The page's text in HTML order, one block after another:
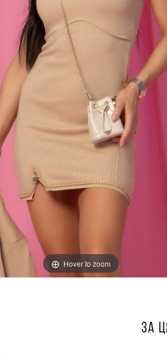
Hover to zoom
ЗА